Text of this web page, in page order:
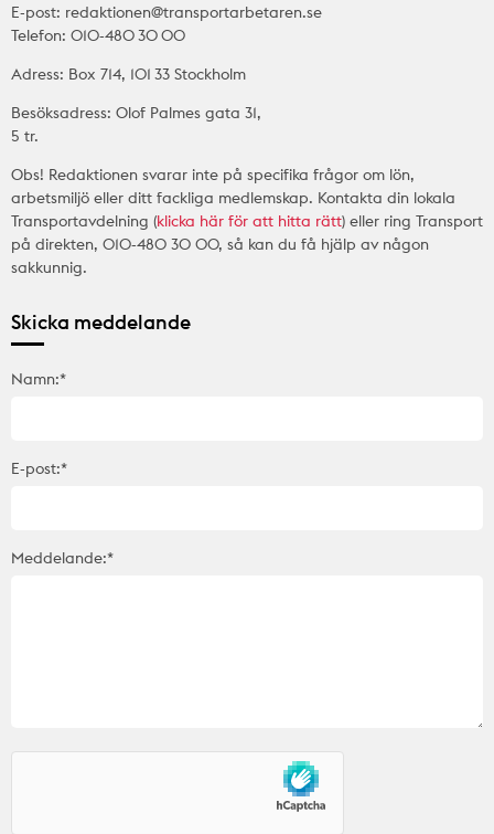
E-post: redaktionen@transportarbetaren.se
Telefon: 010-480 30 00
Adress: Box 714, 101 33 Stockholm
Besöksadress: Olof Palmes gata 31,
5 tr.
Obs! Redaktionen svarar inte på specifika frågor om lön,
arbetsmiljö eller ditt fackliga medlemskap. Kontakta din lokala
Transportavdelning (klicka här för att hitta rätt) eller ring Transport
på direkten, 010-480 30 00, så kan du få hjälp av någon
sakkunnig.
Skicka meddelande
Namn:*
E-post:*
Meddelande:*